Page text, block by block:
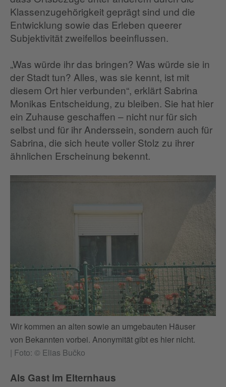
Klassenzugehörigkeit geprägt sind und die
Entwicklung sowie das Erleben queerer
Subjektivität zweifellos beeinflussen.
„Was würde ihr das bringen? Was würde sie in
der Stadt tun? Alles, was sie kennt, ist mit
diesem Ort hier verbunden“, erklärt Sabrina
Monikas Entscheidung, zu bleiben. Sie hat hier
ein Zuhause geschaffen – nicht nur für sich
selbst und für ihr Anderssein, sondern auch für
Sabrina, die sich heute voller Stolz zu ihrer
ähnlichen Erscheinung bekennt.
Wir kommen an alten sowie an umgebauten Häuser
von Bekannten vorbei. Anonymität gibt es hier nicht.
| Foto: © Elias Bučko
Als Gast im Elternhaus